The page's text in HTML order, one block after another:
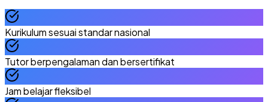
Kurikulum sesuai standar nasional
Tutor berpengalaman dan bersertifikat
Jam belajar fleksibel